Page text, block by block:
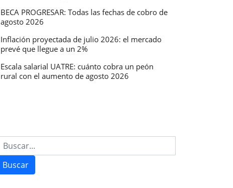
BECA PROGRESAR: Todas las fechas de cobro de
agosto 2026
Inflación proyectada de julio 2026: el mercado
prevé que llegue a un 2%
Escala salarial UATRE: cuánto cobra un peón
rural con el aumento de agosto 2026
Buscar